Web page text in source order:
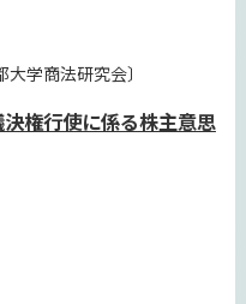
学商法研究会〕
権行使に係る株主意思